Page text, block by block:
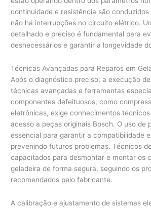
continuidade e resistência são
não há interrupções no circuito elétrico.
detalhado e preciso é fundamental para
desnecessários e garantir a longevidade
Técnicas Avançadas para Reparos em
Após o diagnóstico preciso, a execução
técnicas avançadas e ferramentas
componentes defeituosos, como
eletrônicas, exige conhecimentos
acesso a peças originais Bosch. O uso de
essencial para garantir a compatibilidade
prevenindo futuros problemas. Técnicos
capacitados para desmontar e montar os
geladeira de forma segura, seguindo os
recomendados pelo fabricante.
A calibração e ajustamento de sistemas